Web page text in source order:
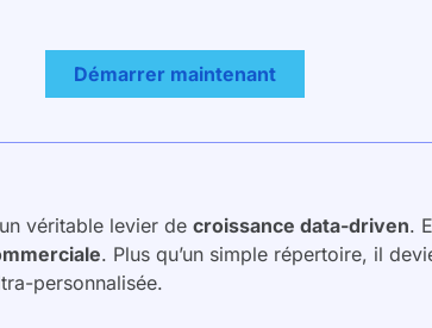
Démarrer maintenant
véritable levier de croissance data-driven.
. Plus qu’un simple répertoire, il
personnalisée.